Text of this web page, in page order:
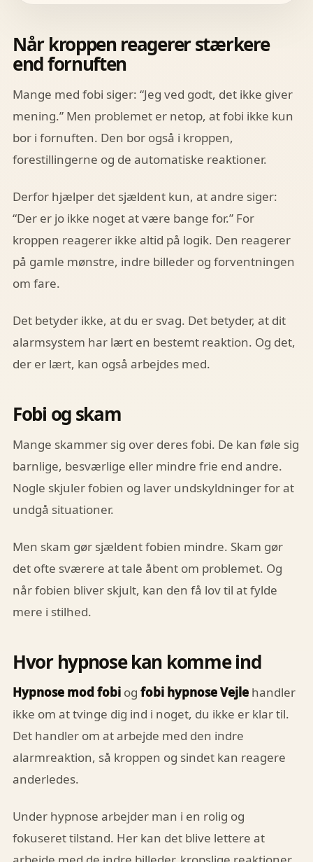
Når kroppen reagerer stærkere
end fornuften
Mange med fobi siger: “Jeg ved godt, det ikke giver
mening.” Men problemet er netop, at fobi ikke kun
bor i fornuften. Den bor også i kroppen,
forestillingerne og de automatiske reaktioner.
Derfor hjælper det sjældent kun, at andre siger:
“Der er jo ikke noget at være bange for.” For
kroppen reagerer ikke altid på logik. Den reagerer
på gamle mønstre, indre billeder og forventningen
om fare.
Det betyder ikke, at du er svag. Det betyder, at dit
alarmsystem har lært en bestemt reaktion. Og det,
der er lært, kan også arbejdes med.
Fobi og skam
Mange skammer sig over deres fobi. De kan føle sig
barnlige, besværlige eller mindre frie end andre.
Nogle skjuler fobien og laver undskyldninger for at
undgå situationer.
Men skam gør sjældent fobien mindre. Skam gør
det ofte sværere at tale åbent om problemet. Og
når fobien bliver skjult, kan den få lov til at fylde
mere i stilhed.
Hvor hypnose kan komme ind
Hypnose mod fobi og fobi hypnose Vejle handler
ikke om at tvinge dig ind i noget, du ikke er klar til.
Det handler om at arbejde med den indre
alarmreaktion, så kroppen og sindet kan reagere
anderledes.
Under hypnose arbejder man i en rolig og
fokuseret tilstand. Her kan det blive lettere at